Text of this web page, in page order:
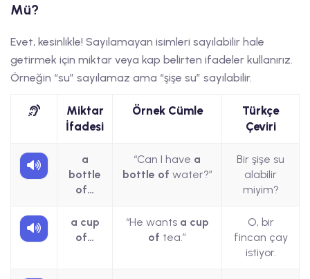
Mü?
Evet, kesinlikle! Sayılamayan isimleri sayılabilir hale
getirmek için miktar veya kap belirten ifadeler kullanırız.
Örneğin “su” sayılamaz ama “şişe su” sayılabilir.
Miktar
İfadesi
Örnek Cümle
Türkçe
Çeviri
a
bottle
of…
“Can I have a
bottle of water?”
Bir şişe su
alabilir
miyim?
a cup
of…
“He wants a cup
of tea.”
O, bir
fincan çay
istiyor.